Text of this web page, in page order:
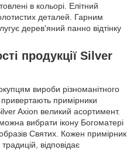
в кольорі. Елітний
деталей. Гарним
дерев'яний панно відтінку
продукції Silver
вироби різноманітного
примірники
Axion великий асортимент.
вибрати ікону Богоматері
Святих. Кожен примірник
відповідає